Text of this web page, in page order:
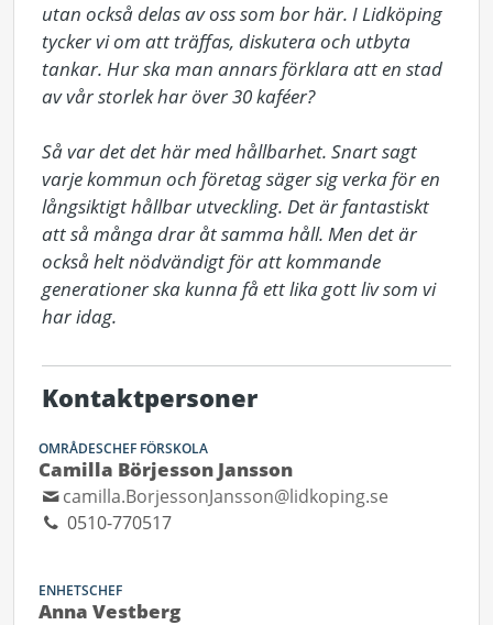
utan också delas av oss som bor här. I Lidköping
tycker vi om att träffas, diskutera och utbyta
tankar. Hur ska man annars förklara att en stad
av vår storlek har över 30 kaféer?
Så var det det här med hållbarhet. Snart sagt
varje kommun och företag säger sig verka för en
långsiktigt hållbar utveckling. Det är fantastiskt
att så många drar åt samma håll. Men det är
också helt nödvändigt för att kommande
generationer ska kunna få ett lika gott liv som vi
har idag.
Kontaktpersoner
OMRÅDESCHEF FÖRSKOLA
Camilla Börjesson Jansson
camilla.BorjessonJansson@lidkoping.se
0510-770517
ENHETSCHEF
Anna Vestberg